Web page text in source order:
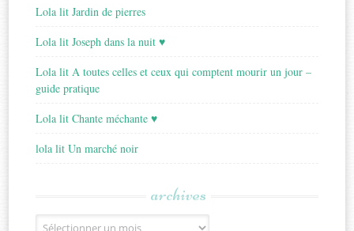
Lola lit Jardin de pierres
Lola lit Joseph dans la nuit ♥
Lola lit A toutes celles et ceux qui comptent mourir un jour –
guide pratique
Lola lit Chante méchante ♥
lola lit Un marché noir
archives
Archives